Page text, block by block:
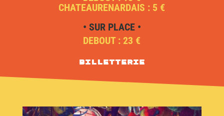
CHATEAURENARDAIS : 5 €
• SUR PLACE •
DEBOUT : 23 €
Billetterie